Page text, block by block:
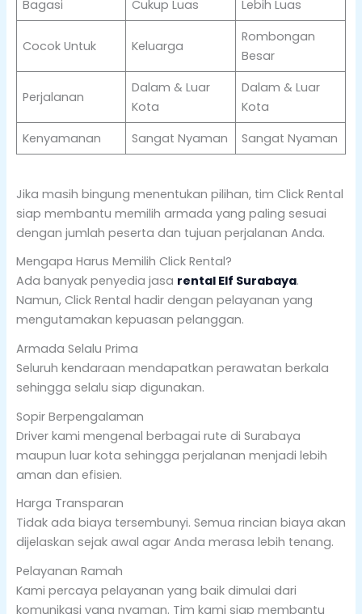
Bagasi
Cukup Luas Lebih Luas
Cocok Untuk Keluarga
Rombongan
Besar
Perjalanan
Dalam & Luar
Kota
Dalam & Luar
Kota
Kenyamanan
Sangat Nyaman Sangat Nyaman
Jika masih bingung menentukan pilihan, tim Click Rental
siap membantu memilih armada yang paling sesuai
dengan jumlah peserta dan tujuan perjalanan Anda.
Mengapa Harus Memilih Click Rental?
Ada banyak penyedia jasa rental Elf Surabaya.
Namun, Click Rental hadir dengan pelayanan yang
mengutamakan kepuasan pelanggan.
Armada Selalu Prima
Seluruh kendaraan mendapatkan perawatan berkala
sehingga selalu siap digunakan.
Sopir Berpengalaman
Driver kami mengenal berbagai rute di Surabaya
maupun luar kota sehingga perjalanan menjadi lebih
aman dan efisien.
Harga Transparan
Tidak ada biaya tersembunyi. Semua rincian biaya akan
dijelaskan sejak awal agar Anda merasa lebih tenang.
Pelayanan Ramah
Kami percaya pelayanan yang baik dimulai dari
komunikasi yang nyaman. Tim kami siap membantu